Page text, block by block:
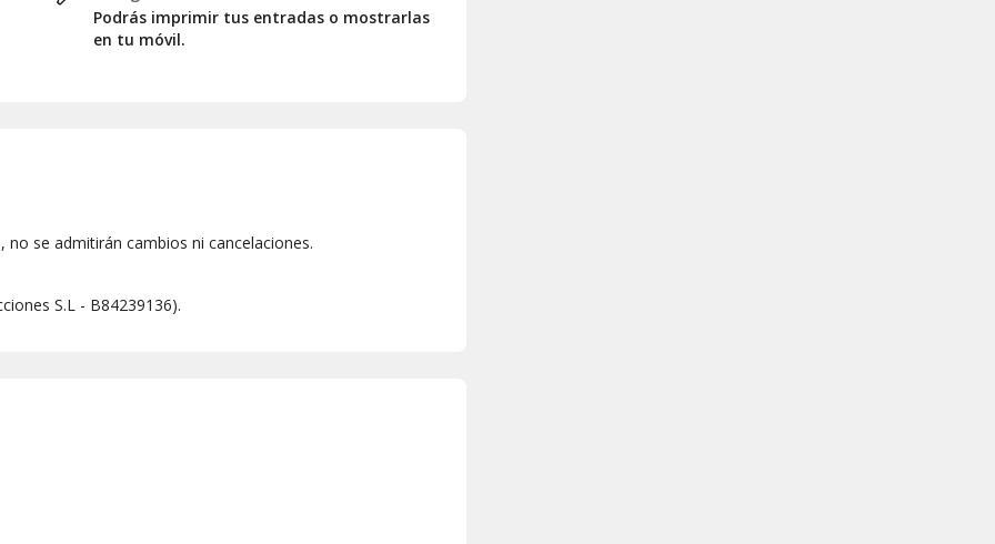
Podrás imprimir tus entradas o mostrarlas
en tu móvil.
se admitirán cambios ni cancelaciones.
S.L - B84239136).